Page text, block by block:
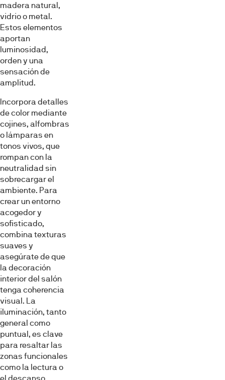
madera natural,
vidrio o metal.
Estos elementos
aportan
luminosidad,
orden y una
sensación de
amplitud.
Incorpora detalles
de color mediante
cojines, alfombras
o lámparas en
tonos vivos, que
rompan con la
neutralidad sin
sobrecargar el
ambiente. Para
crear un entorno
acogedor y
sofisticado,
combina texturas
suaves y
asegúrate de que
la decoración
interior del salón
tenga coherencia
visual. La
iluminación, tanto
general como
puntual, es clave
para resaltar las
zonas funcionales
como la lectura o
el descanso.